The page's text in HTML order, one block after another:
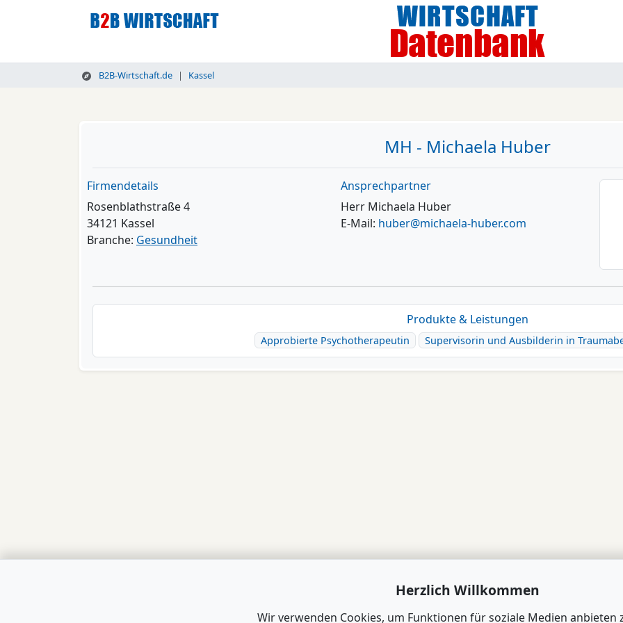
B2B-Wirtschaft.de Kassel
MH - Michaela Huber
Firmendetails
Rosenblathstraße 4
34121 Kassel
Branche: Gesundheit
Ansprechpartner
Herr Michaela Huber
E-Mail: huber@michaela-huber.com
Produkte & Leistungen
Approbierte Psychotherapeutin Supervisorin und Ausbilderin in
Herzlich Willkommen
Wir verwenden Cookies, um Funktionen für soziale Medien anbieten